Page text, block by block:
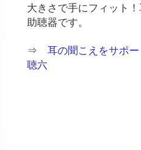
大きさで手にフィット
助聴器です。
⇒耳の聞こえをサポ
聴六